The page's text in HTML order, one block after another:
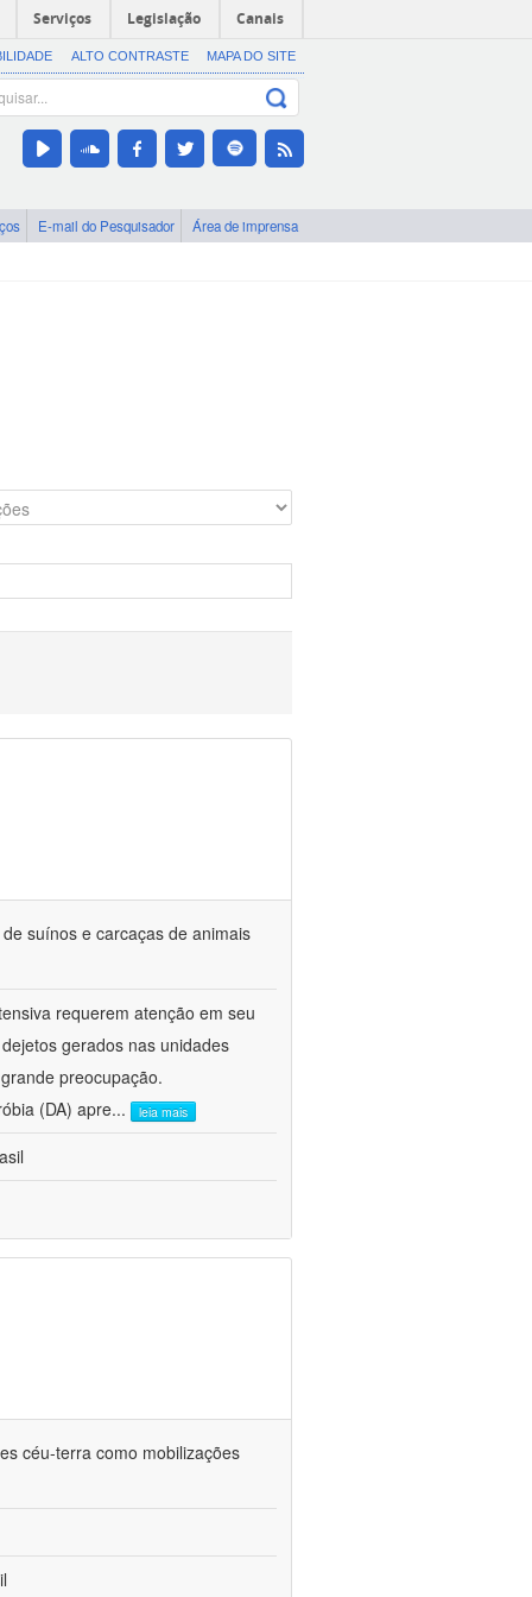
Serviços Legislação Canais
ALTO CONTRASTE MAPA DO SITE
E-mail do Pesquisador Área de imprensa
suínos e carcaças de animais
requerem atenção em seu
gerados nas unidades
preocupação.
(DA) apre... leia mais
céu-terra como mobilizações